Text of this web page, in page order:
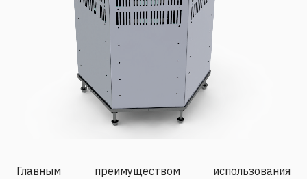
Главным преимуществом использования